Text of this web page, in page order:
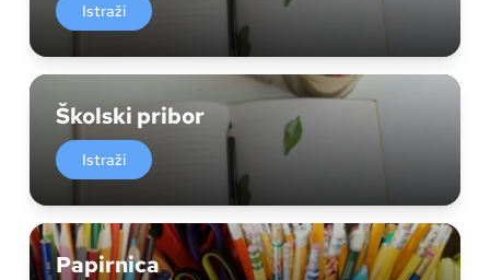
Istraži
Školski pribor
Istraži
Papirnica